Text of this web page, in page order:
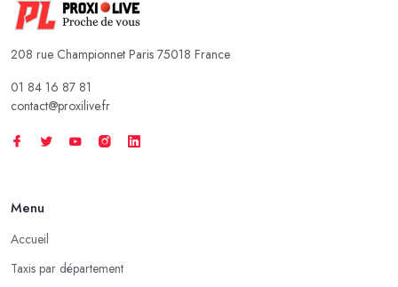
208 rue Championnet Paris 75018 France
01 84 16 87 81
contact@proxilive.fr
Menu
Accueil
Taxis par département